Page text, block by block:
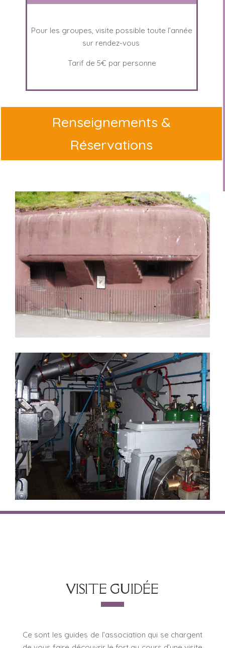
Pour les groupes, visite possible toute l’année
sur rendez-vous
Tarif de 5€ par personne
Renseignements &
Réservations
VISITE GUIDÉE
Ce sont les guides de l’association qui se chargent